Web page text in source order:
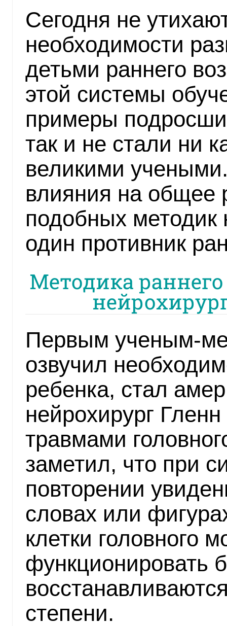
Сегодня не
необходимости
детьми раннего
этой системы
примеры
так и не стали ни
великими
влияния на общее
подобных методик
один противник
Методика
Первым ученым-
озвучил
ребенка, стал
нейрохирург
травмами
заметил, что при
повторении
словах или
клетки головного
функционировать
степени.